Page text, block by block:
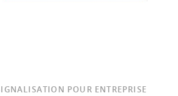
POUR ENTREPRISE